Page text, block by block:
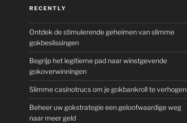
RECENTLY
Ontdek de stimulerende geheimen van slimme
gokbeslissingen
Begrijp het legitieme pad naar winstgevende
gokoverwinningen
Slimme casinotrucs om je gokbankroll te verhogen
Beheer uw gokstrategie een geloofwaardige weg
naar meer geld